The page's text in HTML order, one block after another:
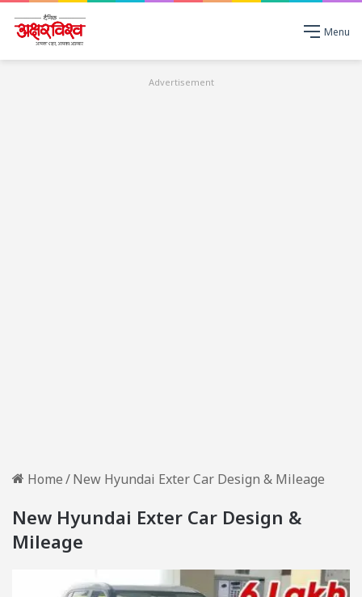
Menu
Advertisement
Home/New Hyundai Exter Car Design & Mileage
New Hyundai Exter Car Design &
Mileage